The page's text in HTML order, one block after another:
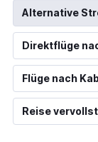
Alternative
Direktflüge
Flüge nach
Reise